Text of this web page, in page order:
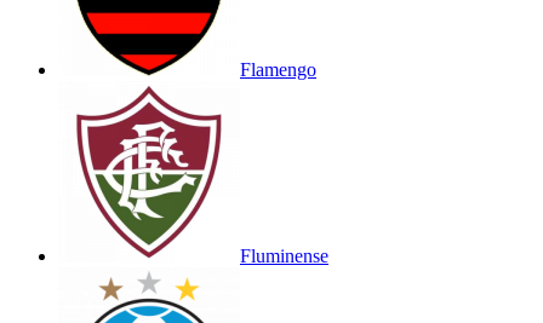
Flamengo
Fluminense